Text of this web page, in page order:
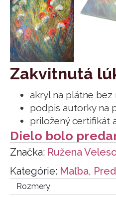
Zakvitnutá
akryl na plátne bez
podpis autorky na
priložený certifikát
Dielo bolo
Kategórie: Maľba,
Značka: Ružena
Rozmery